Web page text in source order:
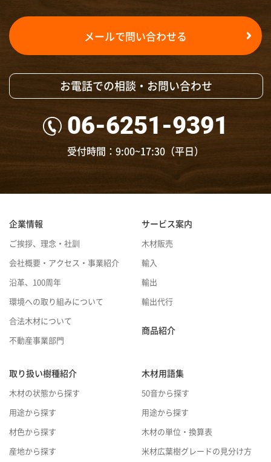
お電話での相談・お問い合わせ
06-6251-9391
受付時間：9:00~17:30（平日）
メールで問い合わせる
企業情報
ご挨拶、理念・社訓
会社概要・アクセス・事業紹介
沿革、100周年
環境への取り組みについて
合法木材について
不動産事業部門
サービス案内
木材販売
輸入
輸出
輸出代行
商品紹介
取り扱い樹種紹介
木材の状態から探す
用途から探す
材色から探す
産地から探す
木材用語集
50音から探す
用途から探す
木材の単位・換算表
米材広葉樹グレードの見分け方